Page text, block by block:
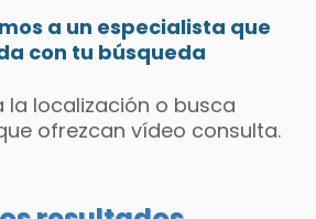
a un especialista que
con tu búsqueda
localización o busca
ofrezcan vídeo consulta.